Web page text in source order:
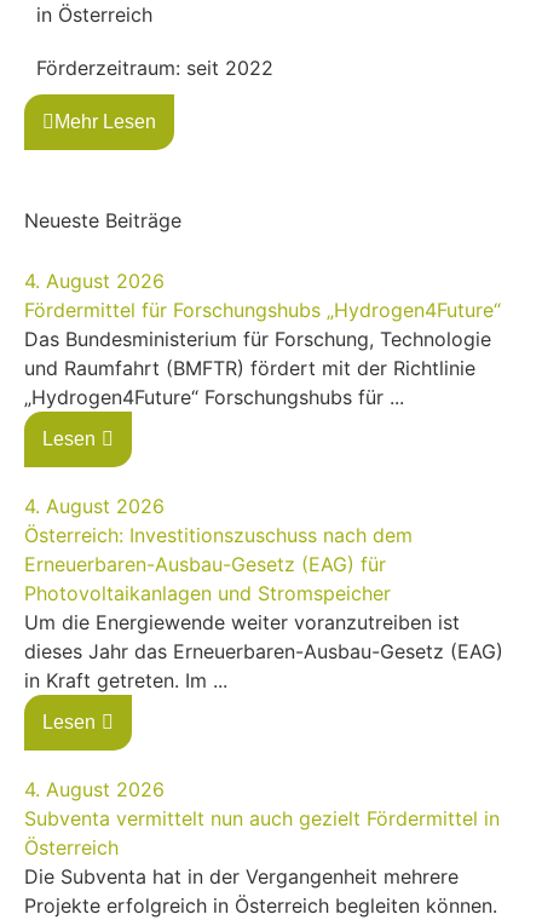
in Österreich
Förderzeitraum: seit 2022
Mehr Lesen
Neueste Beiträge
4. August 2026
Fördermittel für Forschungshubs „Hydrogen4Future“
Das Bundesministerium für Forschung, Technologie
und Raumfahrt (BMFTR) fördert mit der Richtlinie
„Hydrogen4Future“ Forschungshubs für ...
Lesen
4. August 2026
Österreich: Investitionszuschuss nach dem
Erneuerbaren-Ausbau-Gesetz (EAG) für
Photovoltaikanlagen und Stromspeicher
Um die Energiewende weiter voranzutreiben ist
dieses Jahr das Erneuerbaren-Ausbau-Gesetz (EAG)
in Kraft getreten. Im ...
Lesen
4. August 2026
Subventa vermittelt nun auch gezielt Fördermittel in
Österreich
Die Subventa hat in der Vergangenheit mehrere
Projekte erfolgreich in Österreich begleiten können.